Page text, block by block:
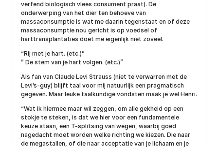
verfend biologisch vlees consument praat). De
onderwerping van het dier ten behoeve van
massaconsumptie is wat me daarin tegenstaat en of deze
massaconsumptie nou gericht is op voedsel of
harttransplantaties doet me eigenlijk niet zoveel.
“Rij met je hart. (etc.)”
” De stem van je hart volgen. (etc.)”
Als fan van Claude Levi Strauss (niet te verwarren met de
Levi’s-guy) blijft taal voor mij natuurlijk een pragmatisch
gegeven. Maar leuke taalkundige vondsten maak je wel Henri.
“Wat ik hiermee maar wil zeggen, om alle gekheid op een
stokje te steken, is dat we hier voor een fundamentele
keuze staan, een T-splitsing van wegen, waarbij goed
nagedacht moet worden welke richting we kiezen. Die naar
de megastallen, of die naar acceptatie van je lichaam en je